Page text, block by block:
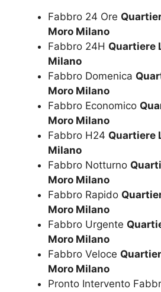
Fabbro 24 Ore
Moro Milano
Fabbro 24H Quartiere
Milano
Fabbro Domenica
Moro Milano
Fabbro Economico
Moro Milano
Fabbro H24 Quartiere
Milano
Fabbro Notturno
Moro Milano
Fabbro Rapido
Moro Milano
Fabbro Urgente
Moro Milano
Fabbro Veloce
Moro Milano
Pronto Intervento